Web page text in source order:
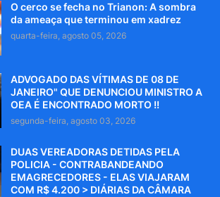
O cerco se fecha no Trianon: A sombra
da ameaça que terminou em xadrez
quarta-feira, agosto 05, 2026
ADVOGADO DAS VÍTIMAS DE 08 DE
JANEIRO" QUE DENUNCIOU MINISTRO A
OEA É ENCONTRADO MORTO !!
segunda-feira, agosto 03, 2026
DUAS VEREADORAS DETIDAS PELA
POLICIA - CONTRABANDEANDO
EMAGRECEDORES - ELAS VIAJARAM
COM R$ 4.200 > DIÁRIAS DA CÂMARA